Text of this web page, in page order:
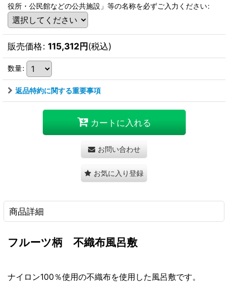
役所・公民館などの公共施設」等の名称を必ずご入力ください:
販売価格: 115,312円(税込)
数量:
返品特約に関する重要事項
カートに入れる
お問い合わせ
お気に入り登録
商品詳細
フルーツ柄 不織布風呂敷
ナイロン100％使用の不織布を使用した風呂敷です。